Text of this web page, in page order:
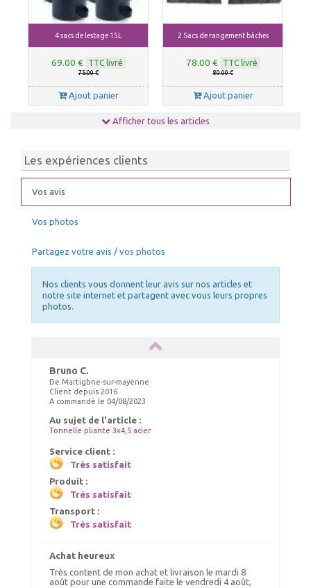
4 sacs de lestage 15L
69.00 € TTC livré
75.00 €
Ajout panier
2 Sacs de rangement bâches
78.00 € TTC livré
80.00 €
Ajout panier
Kit anti-tempête
167.00 € TTC livré
Ajout panier Ajout panier
Gouttières / raccordements 3m
33.00 € TTC livré
Ajout panier
Afficher tous les articles
Les expériences clients
Vos avis
Vos photos
Partagez votre avis / vos photos
Nos clients vous donnent leur avis sur nos articles et
notre site internet et partagent avec vous leurs propres
photos.
Bruno C.
De Martigbne-sur-mayenne
Client depuis 2016
A commandé le 04/08/2023
Au sujet de l'article :
Tonnelle pliante 3x4,5 acier
Service client :
Très satisfait
Produit :
Très satisfait
Transport :
Très satisfait
Achat heureux
Très content de mon achat et livraison le mardi 8
août pour une commande faite le vendredi 4 août,